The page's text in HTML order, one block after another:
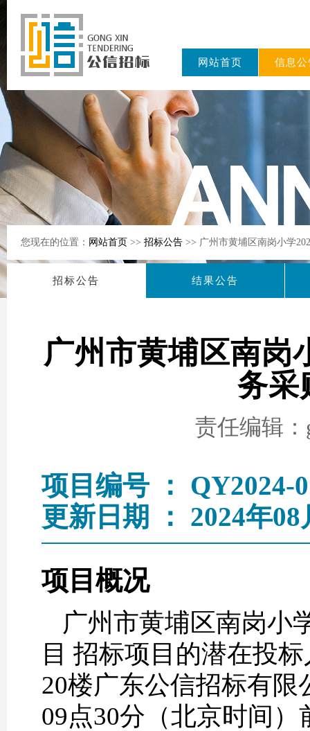
东公信招标
有限公司
网站首页 信息公
您现在的位置： 网站首页 >> 招标公告 >> 广州市黄埔区南岗小学
招标公告 结果公告
广州市黄埔区南岗
务采
责任编辑
项目编号 ： QY2024-
更新日期 ： 2024年08
项目概况
广州市黄埔区南岗小
目 招标项目的潜在投
20楼广东公信招标有限
09点30分（北京时间